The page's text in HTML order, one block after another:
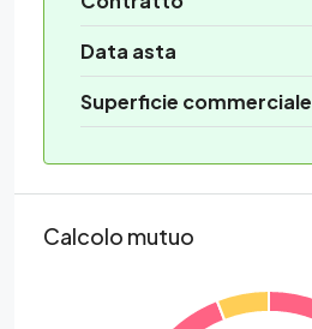
Data asta
Superficie commerciale
Calcolo mutuo